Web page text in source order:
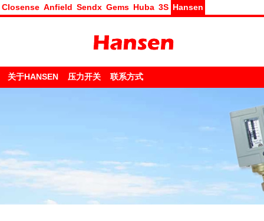
Closense Anfield Sendx Gems Huba 3S Hansen
关于HANSEN 压力开关 联系方式